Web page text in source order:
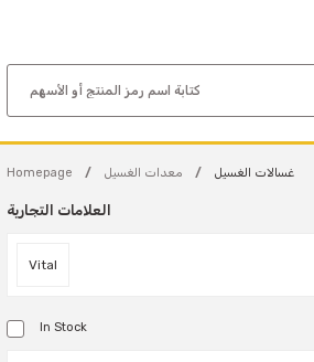
Homepage معدات الغسيل غسالات الغسيل
العلامات التجارية
Vital
In Stock